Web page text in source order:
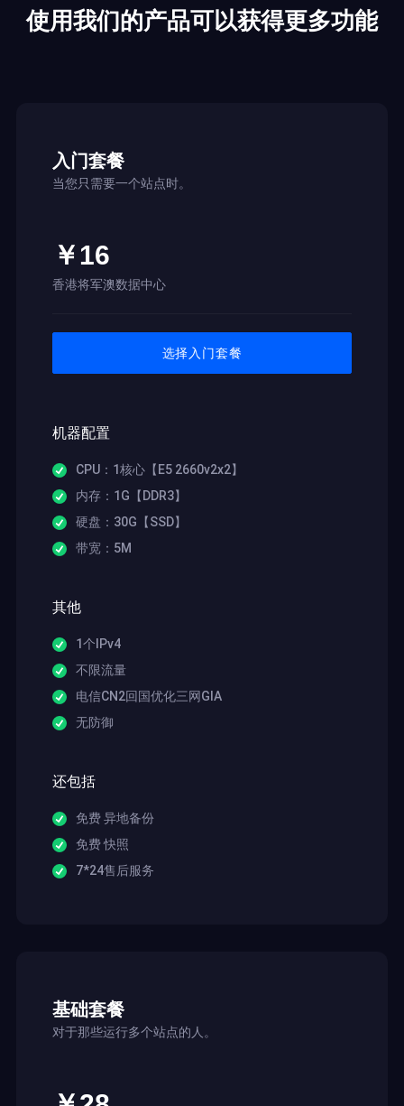
使用我们的产品可以获得更多功能
入门套餐
当您只需要一个站点时。
￥16
香港将军澳数据中心
选择入门套餐
机器配置
CPU：1核心【E5 2660v2x2】
内存：1G【DDR3】
硬盘：30G【SSD】
带宽：5M
其他
1个IPv4
不限流量
电信CN2回国优化三网GIA
无防御
还包括
免费 异地备份
免费 快照
7*24售后服务
基础套餐
对于那些运行多个站点的人。